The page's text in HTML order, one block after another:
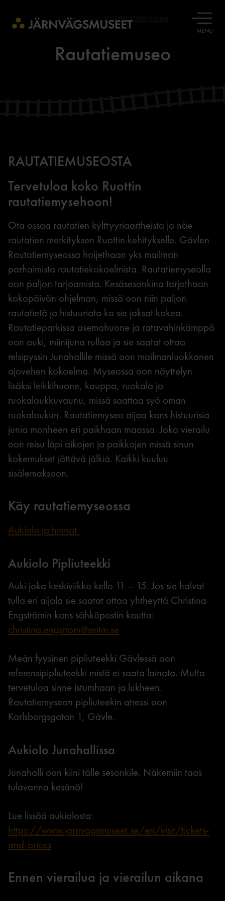
OPEN
MENU
More languages Rautatiemuseo
Rautatiemuseo
RAUTATIEMUSEOSTA
Tervetuloa koko Ruottin
rautatiemysehoon!
Ota ossaa rautatien kylttyyriaartheista ja näe
rautatien merkityksen Ruottin kehitykselle. Gävlen
Rautatiemyseossa hoijethaan yks mailman
parhaimista rautatiekokoelmista. Rautatiemyseolla
oon paljon tarjoamista. Kesäsesonkina tarjothaan
kokopäivän ohjelman, missä oon niin paljon
rautatietä ja histuuriata ko sie jaksat kokea.
Rautatieparkissa asemahuone ja ratavahinkämppä
oon auki, miinijuna rullaa ja sie saatat ottaa
relsipyssin Junahallile missä oon mailmanluokkanen
ajovehen kokoelma. Myseossa oon näyttelyn
lisäksi leikkihuone, kauppa, ruokala ja
ruokalaukkuvaunu, missä saattaa syö oman
ruokalaukun. Rautatiemyseo aijaa kans histuurisia
junia monheen eri paikhaan maassa. Joka vierailu
oon reisu läpi aikojen ja paikkojen missä sinun
kokemukset jättävä jälkiä. Kaikki kuuluu
sisälemaksoon.
Käy rautatiemyseossa
Aukiolo ja hinnat
Aukiolo Pipliuteekki
Auki joka keskiviikko kello 11 – 15. Jos sie halvat
tulla eri aijala sie saatat ottaa yhtheyttä Christina
Engströmin kans sähköpostin kautta:
christina.engstrom@smtm.se
Meän fyysinen pipliuteekki Gävlessä oon
referensipipliuteekki mistä ei saata lainata. Mutta
tervetuloa sinne istumhaan ja lukheen.
Rautatiemyseon pipliuteekin atressi oon
Karlsborgsgatan 1, Gävle.
Aukiolo Junahallissa
Junahalli oon kiini tälle sesonkile. Näkemiin taas
tulavanna kesänä!
Lue lissää aukiolosta:
https://www.jarnvagsmuseet.se/en/visit/tickets-
and-prices
Ennen vierailua ja vierailun aikana